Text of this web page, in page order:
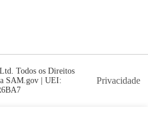
Todos os Direitos
SAM.gov | UEI:
Privacidade